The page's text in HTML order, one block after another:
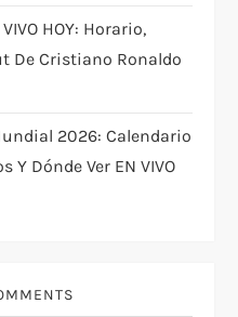
HOY: Horario,
De Cristiano Ronaldo
2026: Calendario
Y Dónde Ver EN VIVO